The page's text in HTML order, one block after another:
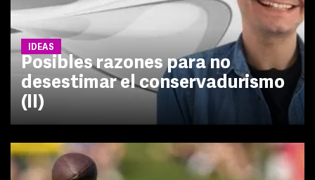
IDEAS
Posibles razones para no
desestimar el conservadurismo
(II)